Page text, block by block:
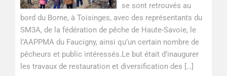
se sont retrouvés au
bord du Borne, à Toisinges, avec des représentants du
SM3A, de la fédération de pêche de Haute-Savoie, le
l’AAPPMA du Faucigny, ainsi qu’un certain nombre de
pêcheurs et public intéressés.Le but était d’inaugurer
les travaux de restauration et diversification des […]